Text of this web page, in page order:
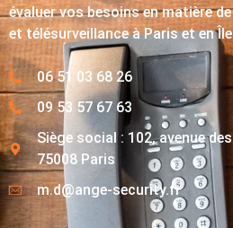
évaluer vos besoins en matière
et télésurveillance à Paris et en Île
06 51 03 68 26
09 53 57 67 63
Siège social : 102, avenue
75008 Paris
m.d@ange-security.fr